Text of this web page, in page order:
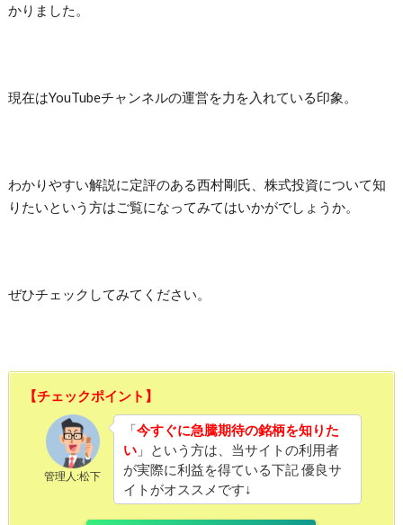
かりました。
現在はYouTubeチャンネルの運営を力を入れている印象。
わかりやすい解説に定評のある西村剛氏、株式投資について知
りたいという方はご覧になってみてはいかがでしょうか。
ぜひチェックしてみてください。
【チェックポイント】
管理人:松下
「今すぐに急騰期待の銘柄を知りた
い」という方は、当サイトの利用者
が実際に利益を得ている下記 優良サ
イトがオススメです↓